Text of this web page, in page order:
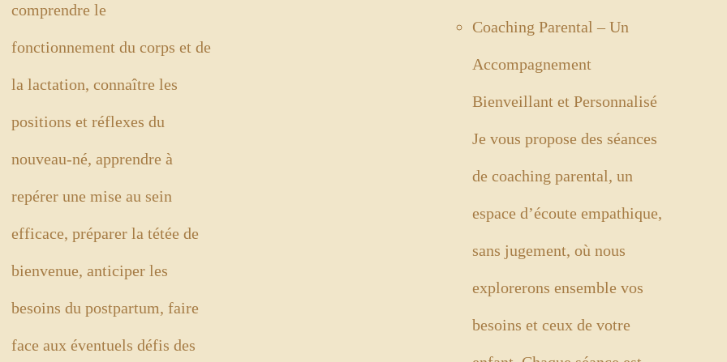
comprendre le
fonctionnement du corps et de
la lactation, connaître les
positions et réflexes du
nouveau-né, apprendre à
repérer une mise au sein
efficace, préparer la tétée de
bienvenue, anticiper les
besoins du postpartum, faire
face aux éventuels défis des
Coaching Parental – Un
Accompagnement
Bienveillant et Personnalisé
Je vous propose des séances
de coaching parental, un
espace d’écoute empathique,
sans jugement, où nous
explorerons ensemble vos
besoins et ceux de votre